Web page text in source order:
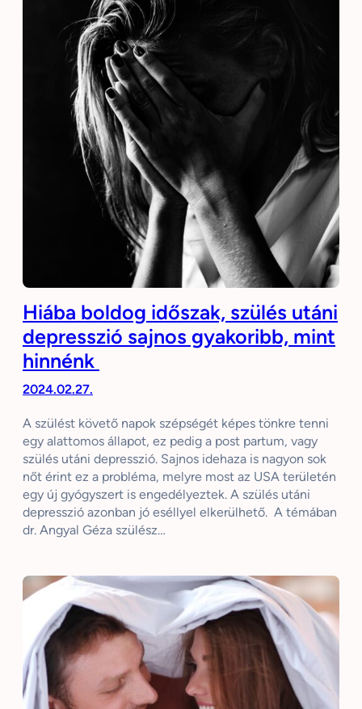
Hiába boldog időszak, szülés utáni
depresszió sajnos gyakoribb, mint
hinnénk
2024.02.27.
A szülést követő napok szépségét képes tönkre tenni
egy alattomos állapot, ez pedig a post partum, vagy
szülés utáni depresszió. Sajnos idehaza is nagyon sok
nőt érint ez a probléma, melyre most az USA területén
egy új gyógyszert is engedélyeztek. A szülés utáni
depresszió azonban jó eséllyel elkerülhető. A témában
dr. Angyal Géza szülész…